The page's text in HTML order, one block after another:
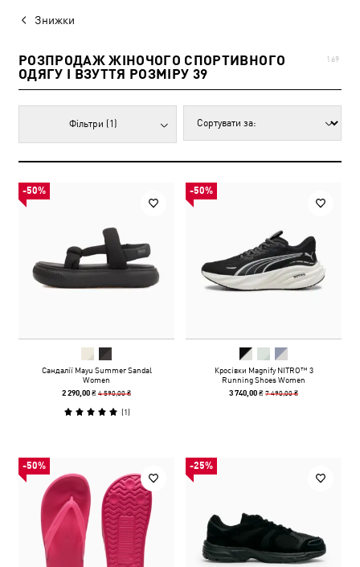
Знижки
РОЗПРОДАЖ ЖІНОЧОГО СПОРТИВНОГО
ОДЯГУ І ВЗУТТЯ РОЗМІРУ 39
169
Фільтри (1)
-50%
Сандалії Mayu Summer Sandal
Women
2 290,00 ₴4 590,00 ₴
(1)
-50%
Кросівки Magnify NITRO™ 3
Running Shoes Women
3 740,00 ₴7 490,00 ₴
-50% -25%